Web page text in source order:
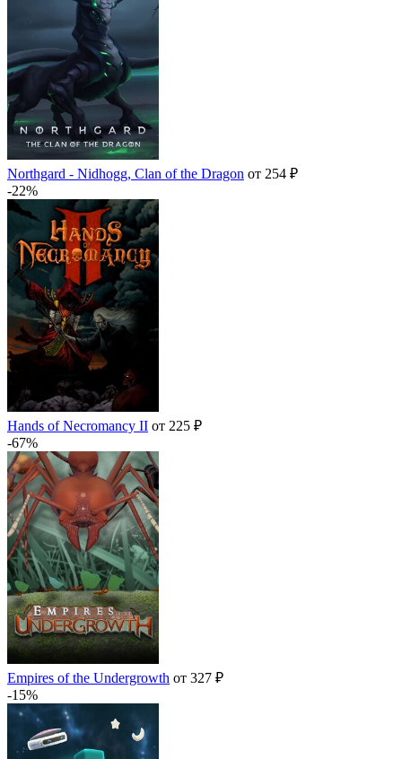
Northgard - Nidhogg, Clan of the Dragon от 254 ₽
-22%
Hands of Necromancy II от 225 ₽
-67%
Empires of the Undergrowth от 327 ₽
-15%